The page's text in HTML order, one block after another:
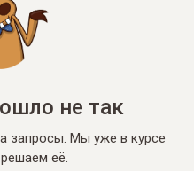
не так
запросы. Мы уже в курсе
её.